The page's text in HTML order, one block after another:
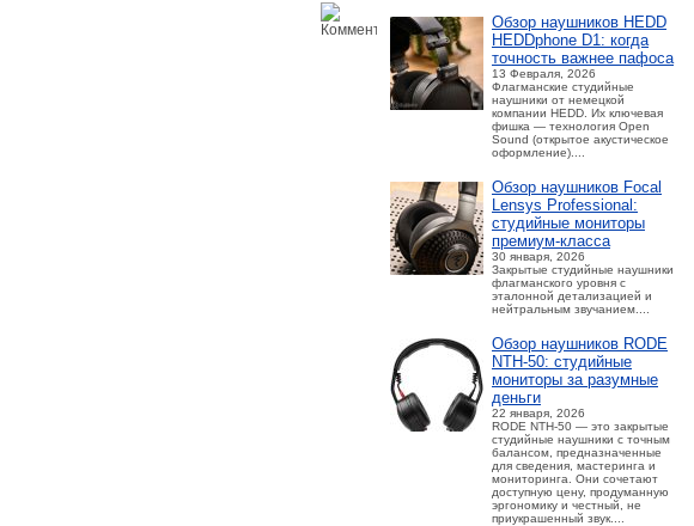
Обзор наушников HEDD
HEDDphone D1: когда
точность важнее пафоса
13 Февраля, 2026
Флагманские студийные
наушники от немецкой
компании HEDD. Их ключевая
фишка — технология Open
Sound (открытое акустическое
оформление)....
Обзор наушников Focal
Lensys Professional:
студийные мониторы
премиум‑класса
30 января, 2026
Закрытые студийные наушники
флагманского уровня с
эталонной детализацией и
нейтральным звучанием....
Обзор наушников RODE
NTH-50: студийные
мониторы за разумные
деньги
22 января, 2026
RODE NTH-50 — это закрытые
студийные наушники с точным
балансом, предназначенные
для сведения, мастеринга и
мониторинга. Они сочетают
доступную цену, продуманную
эргономику и честный, не
приукрашенный звук....